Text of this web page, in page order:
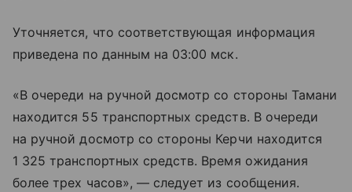
Уточняется, что соответствующая информация
приведена по данным на 03:00 мск.
«В очереди на ручной досмотр со стороны Тамани
находится 55 транспортных средств. В очереди
на ручной досмотр со стороны Керчи находится
1 325 транспортных средств. Время ожидания
более трех часов», — следует из сообщения.